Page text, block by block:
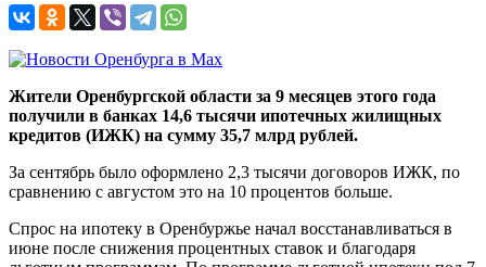
Жители Оренбургской области за 9 месяцев этого года
получили в банках 14,6 тысячи ипотечных жилищных
кредитов (ИЖК) на сумму 35,7 млрд рублей.
За сентябрь было оформлено 2,3 тысячи договоров ИЖК, по
сравнению с августом это на 10 процентов больше.
Спрос на ипотеку в Оренбуржье начал восстанавливаться в
июне после снижения процентных ставок и благодаря